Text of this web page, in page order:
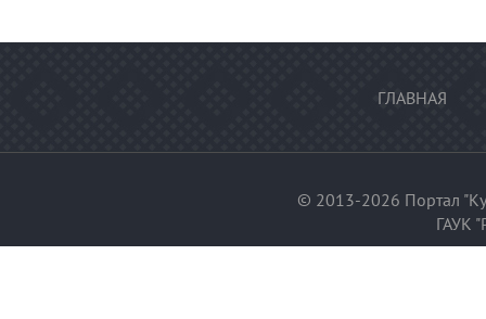
ГЛАВНАЯ
© 2013-2026 Портал
ГАУК